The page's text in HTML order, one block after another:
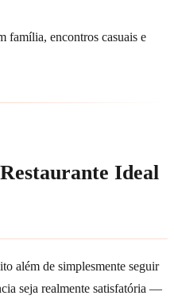
família, encontros casuais e
Ideal
além de simplesmente seguir
seja realmente satisfatória —